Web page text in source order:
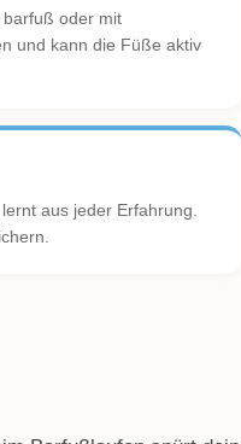
oder mit
und kann die Füße aktiv
aus jeder Erfahrung.